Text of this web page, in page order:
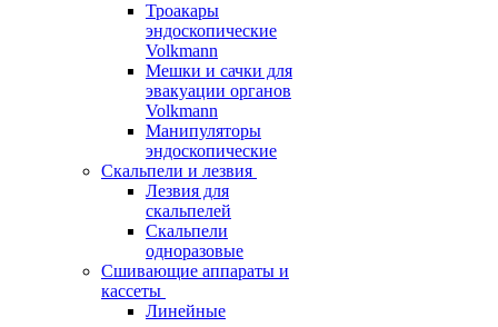
Троакары
эндоскопические
Volkmann
Мешки и сачки для
эвакуации органов
Volkmann
Манипуляторы
эндоскопические
Скальпели и лезвия
Лезвия для
скальпелей
Скальпели
одноразовые
Сшивающие аппараты и
кассеты
Линейные